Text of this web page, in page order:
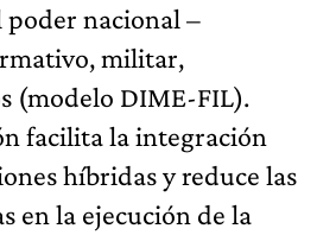
poder nacional –
militar,
(modelo DIME-FIL).
facilita la integración
híbridas y reduce las
en la ejecución de la